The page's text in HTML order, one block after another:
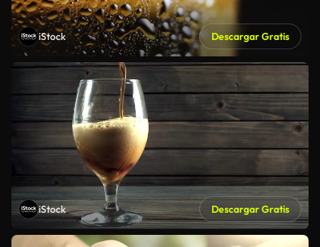
iStock Descargar Gratis
iStock Descargar Gratis